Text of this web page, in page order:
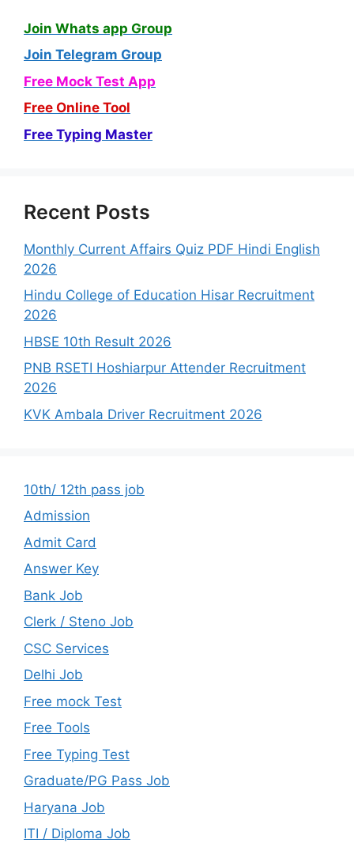
Join Whats app Group
Join Telegram Group
Free Mock Test App
Free Online Tool
Free Typing Master
Recent Posts
Monthly Current Affairs Quiz PDF Hindi English
2026
Hindu College of Education Hisar Recruitment
2026
HBSE 10th Result 2026
PNB RSETI Hoshiarpur Attender Recruitment
2026
KVK Ambala Driver Recruitment 2026
10th/ 12th pass job
Admission
Admit Card
Answer Key
Bank Job
Clerk / Steno Job
CSC Services
Delhi Job
Free mock Test
Free Tools
Free Typing Test
Graduate/PG Pass Job
Haryana Job
ITI / Diploma Job